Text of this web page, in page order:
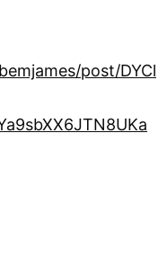
post/DYCl